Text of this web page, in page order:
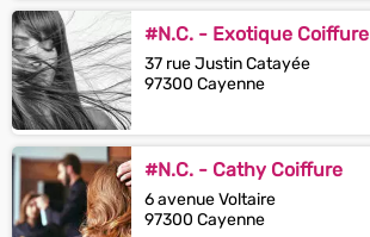
#N.C. - Exotique Coiffure
37 rue Justin Catayée
97300 Cayenne
#N.C. - Cathy Coiffure
6 avenue Voltaire
97300 Cayenne